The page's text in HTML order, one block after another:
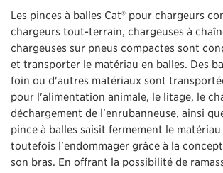
Les pinces à balles Cat® pour chargeurs
chargeurs tout-terrain, chargeuses à
chargeuses sur pneus compactes sont
et transporter le matériau en balles. Des
foin ou d'autres matériaux sont
pour l'alimentation animale, le litage, le
déchargement de l'enrubanneuse, ainsi
pince à balles saisit fermement le matériau
toutefois l'endommager grâce à la
son bras. En offrant la possibilité de